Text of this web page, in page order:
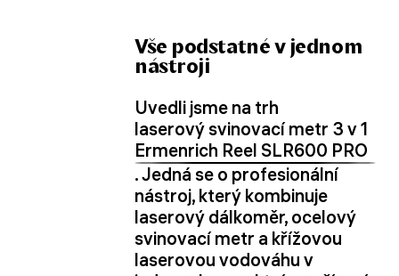
Vše podstatné v jednom
nástroji
Uvedli jsme na trh
laserový svinovací metr 3 v 1
Ermenrich Reel SLR600 PRO
. Jedná se o profesionální
nástroj, který kombinuje
laserový dálkoměr, ocelový
svinovací metr a křížovou
laserovou vodováhu v